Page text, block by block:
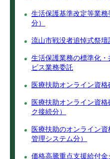
生活保護基準改定等業
分）
流山市戦没者追悼式祭
生活保護業務の標準化
ビス業務委託
医療扶助オンライン資
医療扶助オンライン資
ク接続分）
医療扶助のオンライン
管理システム分）
価格高騰重点支援給付